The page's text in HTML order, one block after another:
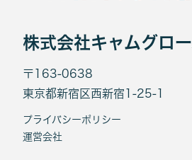
株式会社キャムグロ
〒163-0638
東京都新宿区西新宿1-25-1
プライバシーポリシー
運営会社